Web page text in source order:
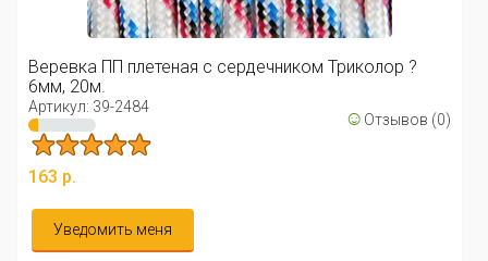
ПП плетеная с сердечником Триколор ?
20м.
39-2484
Отзывов (0)
меня